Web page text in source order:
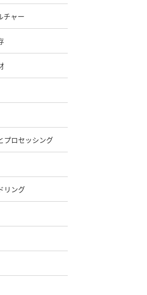
チャー
プロセッシング
リング